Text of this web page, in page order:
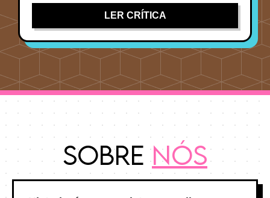
LER CRÍTICA
SobreNós